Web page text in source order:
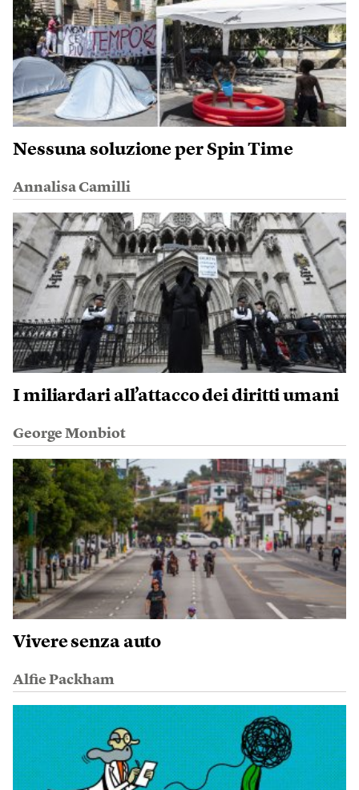
Nessuna soluzione per Spin Time
Annalisa Camilli
I miliardari all’attacco dei diritti umani
George Monbiot
Vivere senza auto
Alfie Packham